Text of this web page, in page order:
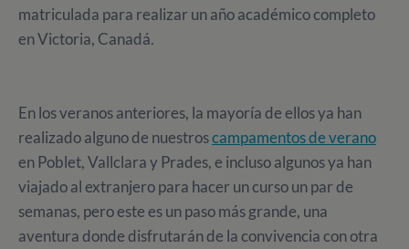
matriculada para realizar un año académico completo
en Victoria, Canadá.
En los veranos anteriores, la mayoría de ellos ya han
realizado alguno de nuestroscampamentos de verano
en Poblet, Vallclara y Prades, e incluso algunos ya han
viajado al extranjero para hacer un curso un par de
semanas, pero este es un paso más grande, una
aventura donde disfrutarán de la convivencia con otra